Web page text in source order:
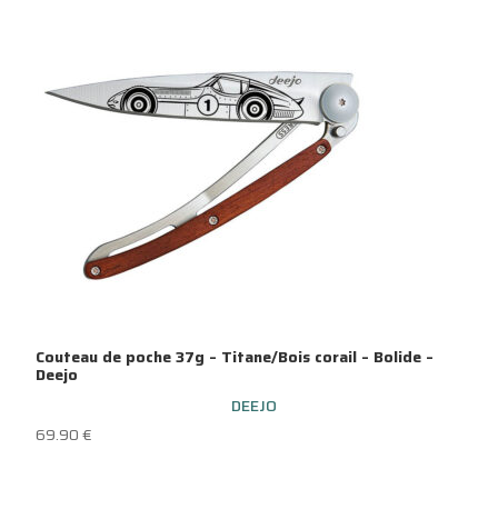
Couteau de poche 37g – Titane/Bois corail – Bolide –
Deejo
DEEJO
69.90€